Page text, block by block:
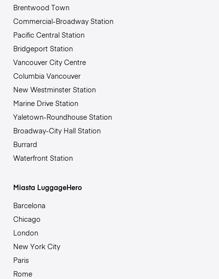
Brentwood Town
Commercial-Broadway Station
Pacific Central Station
Bridgeport Station
Vancouver City Centre
Columbia Vancouver
New Westminster Station
Marine Drive Station
Yaletown-Roundhouse Station
Broadway-City Hall Station
Burrard
Waterfront Station
Miasta LuggageHero
Barcelona
Chicago
London
New York City
Paris
Rome